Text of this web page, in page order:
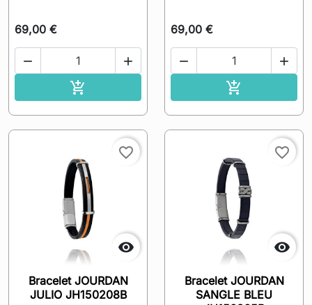
69,00 €
 

69,00 €
 


favorite_border
Bracelet JOURDAN
JULIO JH150208B

favorite_border
Bracelet JOURDAN
SANGLE BLEU